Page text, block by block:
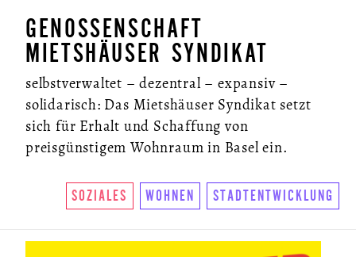
GENOSSENSCHAFT
MIETSHÄUSER SYNDIKAT
selbstverwaltet – dezentral – expansiv –
solidarisch: Das Mietshäuser Syndikat setzt
sich für Erhalt und Schaffung von
preisgünstigem Wohnraum in Basel ein.
SOZIALES WOHNEN STADTENTWICKLUNG